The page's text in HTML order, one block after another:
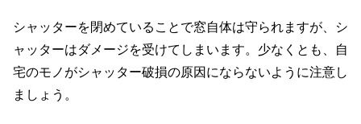
シャッターを閉めていることで窓自体は守られますが、シ
ャッターはダメージを受けてしまいます。少なくとも、自
宅のモノがシャッター破損の原因にならないように注意し
ましょう。